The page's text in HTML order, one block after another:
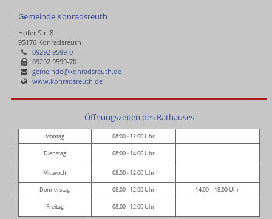
Gemeinde Konradsreuth
Hofer Str. 8
95176 Konradsreuth
09292 9599-0
09292 9599-70
gemeinde@konradsreuth.de
www.konradsreuth.de
Öffnungszeiten des Rathauses
Montag 08:00 - 12:00 Uhr
Dienstag 08:00 - 14:00 Uhr
Mittwoch 08:00 - 12:00 Uhr
Donnerstag 08:00 - 12:00 Uhr 14:00 – 18:00 Uhr
Freitag 08:00 - 12:00 Uhr